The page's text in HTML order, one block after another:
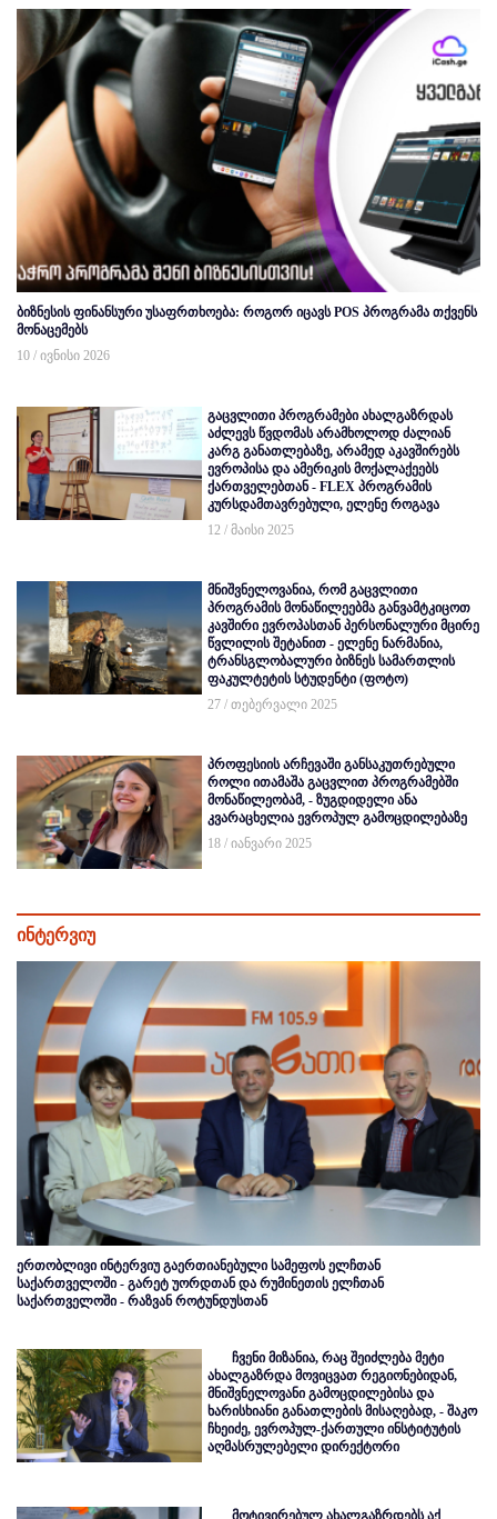
ბიზნესის ფინანსური უსაფრთხოება: როგორ იცავს POS პროგრამა თქვენს
მონაცემებს
10 / ივნისი 2026
გაცვლითი პროგრამები ახალგაზრდას
აძლევს წვდომას არამხოლოდ ძალიან
კარგ განათლებაზე, არამედ აკავშირებს
ევროპისა და ამერიკის მოქალაქეებს
ქართველებთან - FLEX პროგრამის
კურსდამთავრებული, ელენე როგავა
12 / მაისი 2025
მნიშვნელოვანია, რომ გაცვლითი
პროგრამის მონაწილეებმა განვამტკიცოთ
კავშირი ევროპასთან პერსონალური მცირე
წვლილის შეტანით - ელენე ნარმანია,
ტრანსგლობალური ბიზნეს სამართლის
ფაკულტეტის სტუდენტი (ფოტო)
27 / თებერვალი 2025
პროფესიის არჩევაში განსაკუთრებული
როლი ითამაშა გაცვლით პროგრამებში
მონაწილეობამ, - ზუგდიდელი ანა
კვარაცხელია ევროპულ გამოცდილებაზე
18 / იანვარი 2025
ინტერვიუ
ერთობლივი ინტერვიუ გაერთიანებული სამეფოს ელჩთან
საქართველოში - გარეტ უორდთან და რუმინეთის ელჩთან
საქართველოში - რაზვან როტუნდუსთან
ჩვენი მიზანია, რაც შეიძლება მეტი
ახალგაზრდა მოვიცვათ რეგიონებიდან,
მნიშვნელოვანი გამოცდილებისა და
ხარისხიანი განათლების მისაღებად, - შაკო
ჩხეიძე, ევროპულ-ქართული ინსტიტუტის
აღმასრულებელი დირექტორი
მოტივირებულ ახალგაზრდებს აქ